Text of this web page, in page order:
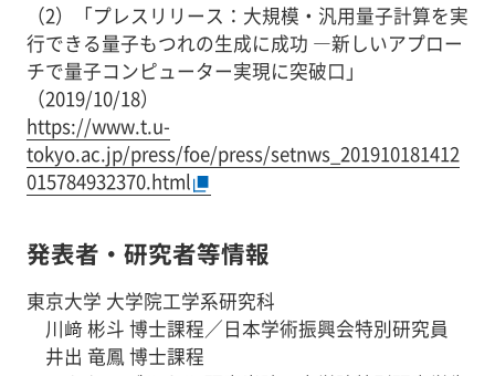
（2）「プレスリリース：大規模・汎用量子計算を実
行できる量子もつれの生成に成功 ―新しいアプロー
チで量子コンピューター実現に突破口」
（2019/10/18）
https://www.t.u-
tokyo.ac.jp/press/foe/press/setnws_201910181412
015784932370.html
発表者・研究者等情報
東京大学 大学院工学系研究科
川﨑 彬斗 博士課程／日本学術振興会特別研究員
井出 竜鳳 博士課程